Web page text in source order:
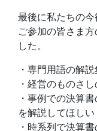
最後に私たちの
ご参加の皆さま
した。
・専門用語の解
・経営のものさ
・事例での決算
を解説してほしい
・時系列で決算